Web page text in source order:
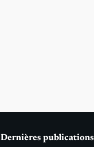
Dernières publications